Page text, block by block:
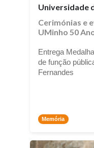
Universidade
Cerimónias e
UMinho 50
Entrega
de função
Fernandes
Memória